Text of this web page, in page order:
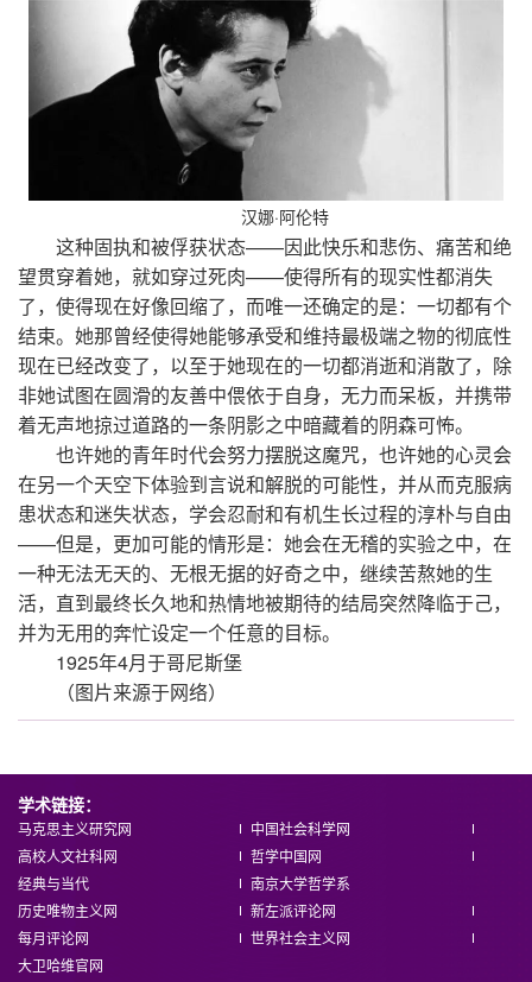
汉娜·阿伦特
这种固执和被俘获状态——因此快乐和悲伤、痛苦和绝
望贯穿着她，就如穿过死肉——使得所有的现实性都消失
了，使得现在好像回缩了，而唯一还确定的是：一切都有个
结束。她那曾经使得她能够承受和维持最极端之物的彻底性
现在已经改变了，以至于她现在的一切都消逝和消散了，除
非她试图在圆滑的友善中偎依于自身，无力而呆板，并携带
着无声地掠过道路的一条阴影之中暗藏着的阴森可怖。
也许她的青年时代会努力摆脱这魔咒，也许她的心灵会
在另一个天空下体验到言说和解脱的可能性，并从而克服病
患状态和迷失状态，学会忍耐和有机生长过程的淳朴与自由
——但是，更加可能的情形是：她会在无稽的实验之中，在
一种无法无天的、无根无据的好奇之中，继续苦熬她的生
活，直到最终长久地和热情地被期待的结局突然降临于己，
并为无用的奔忙设定一个任意的目标。
1925年4月于哥尼斯堡
（图片来源于网络）
学术链接：
马克思主义研究网
中国社会科学网
高校人文社科网
哲学中国网
经典与当代
南京大学哲学系
历史唯物主义网
新左派评论网
每月评论网
世界社会主义网
大卫哈维官网